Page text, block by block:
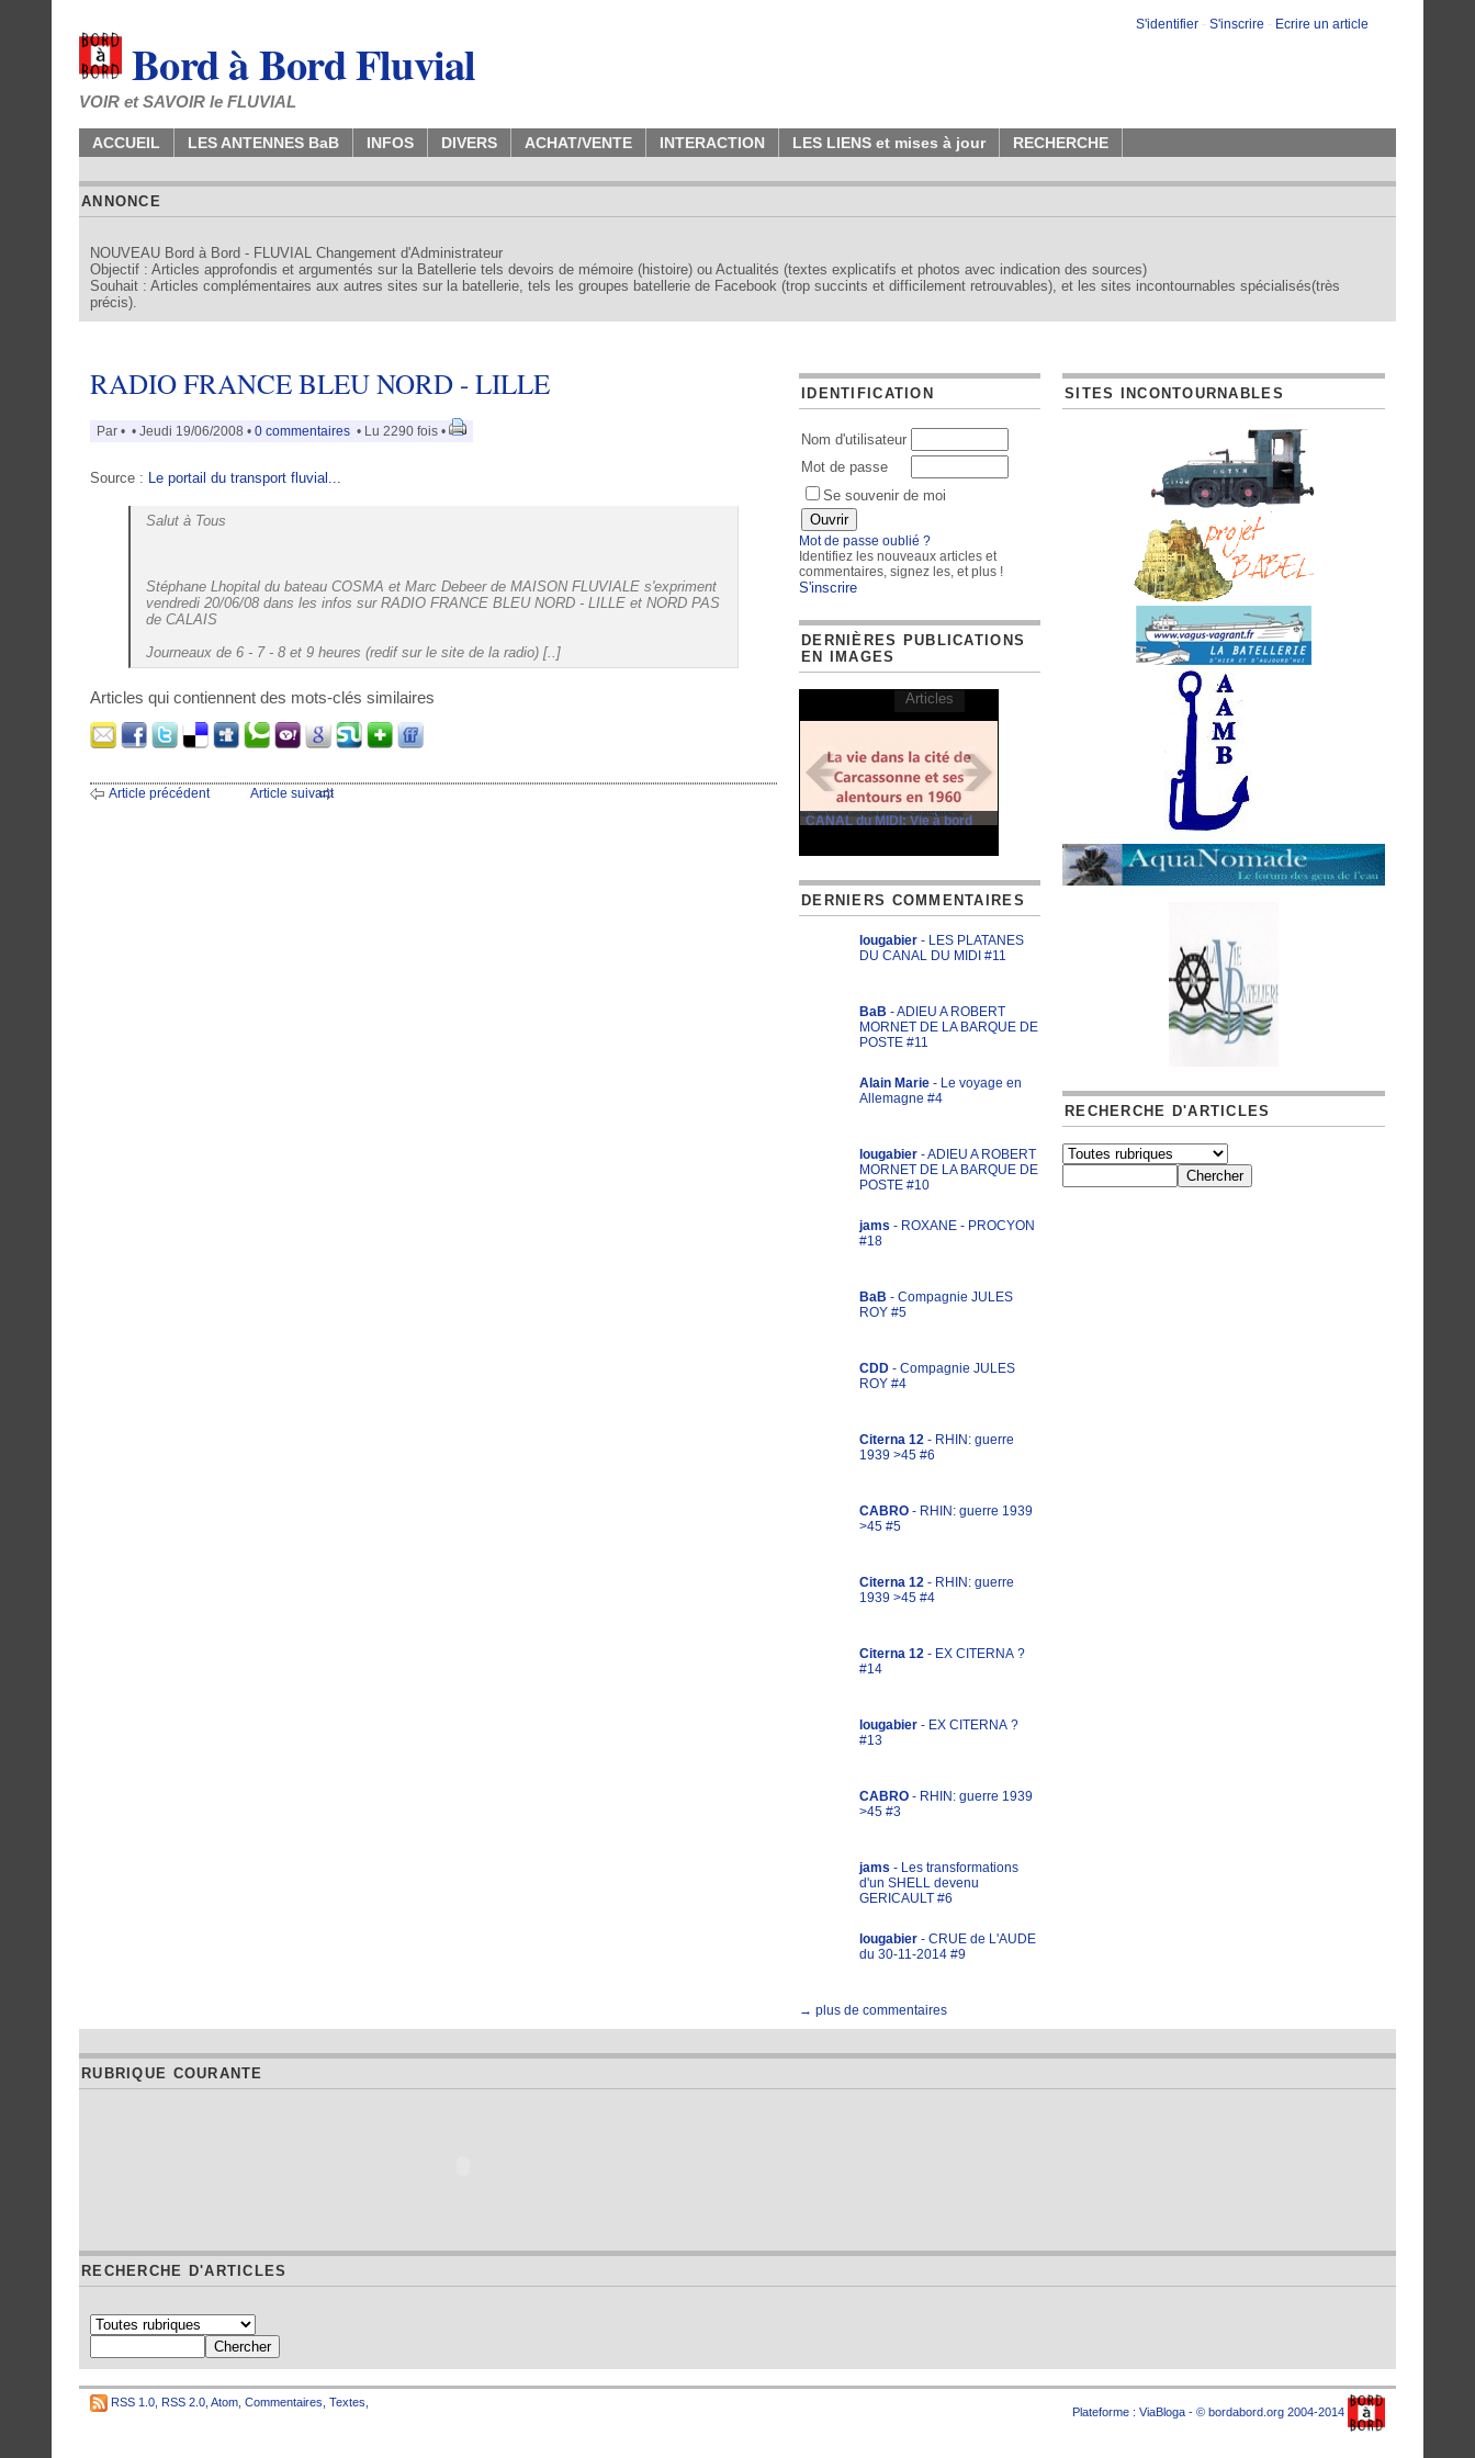
S'identifier - S'inscrire - Ecrire un article
Bord à Bord Fluvial
VOIR et SAVOIR le FLUVIAL
ACCUEIL LES ANTENNES BaB INFOS DIVERS ACHAT/VENTE INTERACTION LES LIENS et mises à jour RECHERCHE
ANNONCE
NOUVEAU Bord à Bord - FLUVIAL Changement d'Administrateur
Objectif : Articles approfondis et argumentés sur la Batellerie tels devoirs de mémoire (histoire) ou Actualités (textes explicatifs et photos avec indication des sources)
Souhait : Articles complémentaires aux autres sites sur la batellerie, tels les groupes batellerie de Facebook (trop succints et difficilement retrouvables), et les sites incontournables spécialisés(très
précis).
RADIO FRANCE BLEU NORD - LILLE
Par • • Jeudi 19/06/2008 • 0 commentaires • Lu 2290 fois •
Source : Le portail du transport fluvial...
Salut à Tous
Stéphane Lhopital du bateau COSMA et Marc Debeer de MAISON FLUVIALE s'expriment
vendredi 20/06/08 dans les infos sur RADIO FRANCE BLEU NORD - LILLE et NORD PAS
de CALAIS
Journeaux de 6 - 7 - 8 et 9 heures (redif sur le site de la radio) [..]
Articles qui contiennent des mots-clés similaires
Article précédent Article suivant
IDENTIFICATION
Nom d'utilisateur
Mot de passe
Se souvenir de moi
Mot de passe oublié ?
Identifiez les nouveaux articles et
commentaires, signez les, et plus !
S'inscrire
DERNIÈRES PUBLICATIONS
EN IMAGES
CANAL du MIDI: Vie à bord
Articles
DERNIERS COMMENTAIRES
lougabier - LES PLATANES
DU CANAL DU MIDI #11
BaB - ADIEU A ROBERT
MORNET DE LA BARQUE DE
POSTE #11
Alain Marie - Le voyage en
Allemagne #4
lougabier - ADIEU A ROBERT
MORNET DE LA BARQUE DE
POSTE #10
jams - ROXANE - PROCYON
#18
BaB - Compagnie JULES
ROY #5
CDD - Compagnie JULES
ROY #4
Citerna 12 - RHIN: guerre
1939 >45 #6
CABRO - RHIN: guerre 1939
>45 #5
Citerna 12 - RHIN: guerre
1939 >45 #4
Citerna 12 - EX CITERNA ?
#14
lougabier - EX CITERNA ?
#13
CABRO - RHIN: guerre 1939
>45 #3
jams - Les transformations
d'un SHELL devenu
GERICAULT #6
lougabier - CRUE de L'AUDE
du 30-11-2014 #9
→ plus de commentaires
SITES INCONTOURNABLES
RECHERCHE D'ARTICLES
RUBRIQUE COURANTE
RECHERCHE D'ARTICLES
RSS 1.0 RSS 2.0 Atom Commentaires Textes
Plateforme : ViaBloga - © bordabord.org 2004-2014